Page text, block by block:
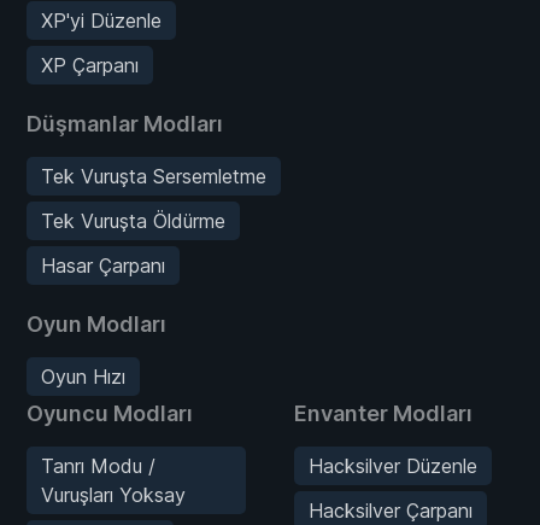
XP'yi Düzenle
XP Çarpanı
Düşmanlar Modları
Tek Vuruşta Sersemletme
Tek Vuruşta Öldürme
Hasar Çarpanı
Oyun Modları
Oyun Hızı
Oyuncu Modları
Tanrı Modu /
Vuruşları Yoksay
Envanter Modları
Hacksilver Düzenle
Hacksilver Çarpanı